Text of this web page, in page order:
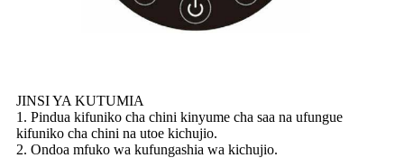
JINSI YA KUTUMIA
1. Pindua kifuniko cha chini kinyume cha saa na ufungue
kifuniko cha chini na utoe kichujio.
2. Ondoa mfuko wa kufungashia wa kichujio.